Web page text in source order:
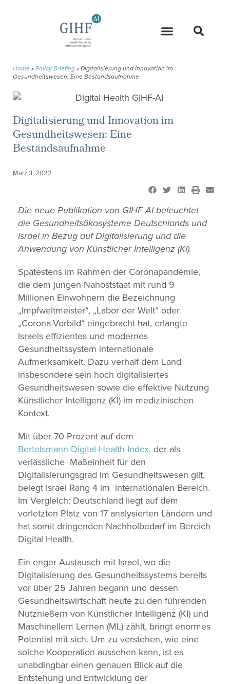
Home » Policy Briefing » Digitalisierung und Innovation im
Gesundheitswesen: Eine Bestandsaufnahme
Digitalisierung und Innovation im
Gesundheitswesen: Eine
Bestandsaufnahme
März 3, 2022
Die neue Publikation von GIHF-AI beleuchtet
die Gesundheitsökosysteme Deutschlands und
Israel in Bezug auf Digitalisierung und die
Anwendung von Künstlicher Intelligenz (KI).
Spätestens im Rahmen der Coronapandemie,
die dem jungen Nahoststaat mit rund 9
Millionen Einwohnern die Bezeichnung
„Impfweltmeister“, „Labor der Welt“ oder
„Corona-Vorbild“ eingebracht hat, erlangte
Israels effizientes und modernes
Gesundheitssystem internationale
Aufmerksamkeit. Dazu verhalf dem Land
insbesondere sein hoch digitalisiertes
Gesundheitswesen sowie die effektive Nutzung
Künstlicher Intelligenz (KI) im medizinischen
Kontext.
Mit über 70 Prozent auf dem
Bertelsmann Digital-Health-Index, der als
verlässliche Maßeinheit für den
Digitalisierungsgrad im Gesundheitswesen gilt,
belegt Israel Rang 4 im internationalen Bereich.
Im Vergleich: Deutschland liegt auf dem
vorletzten Platz von 17 analysierten Ländern und
hat somit dringenden Nachholbedarf im Bereich
Digital Health.
Ein enger Austausch mit Israel, wo die
Digitalisierung des Gesundheitssystems bereits
vor über 25 Jahren begann und dessen
Gesundheitswirtschaft heute zu den führenden
Nutznießern von Künstlicher Intelligenz (KI) und
Maschinellem Lernen (ML) zählt, bringt enormes
Potential mit sich. Um zu verstehen, wie eine
solche Kooperation aussehen kann, ist es
unabdingbar einen genauen Blick auf die
Entstehung und Entwicklung der